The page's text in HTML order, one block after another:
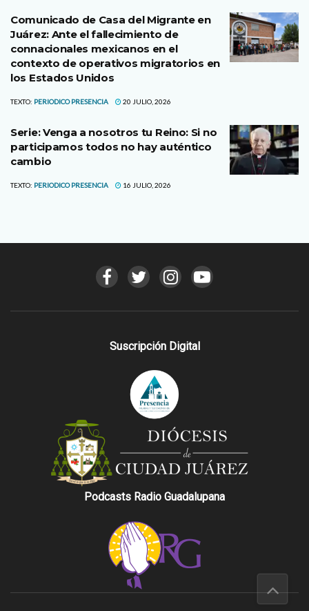
Comunicado de Casa del Migrante en
Juárez: Ante el fallecimiento de
connacionales mexicanos en el
contexto de operativos migratorios en
los Estados Unidos
TEXTO: PERIODICO PRESENCIA 20 JULIO, 2026
Serie: Venga a nosotros tu Reino: Si no
participamos todos no hay auténtico
cambio
TEXTO: PERIODICO PRESENCIA 16 JULIO, 2026
Suscripción Digital
Podcasts Radio Guadalupana